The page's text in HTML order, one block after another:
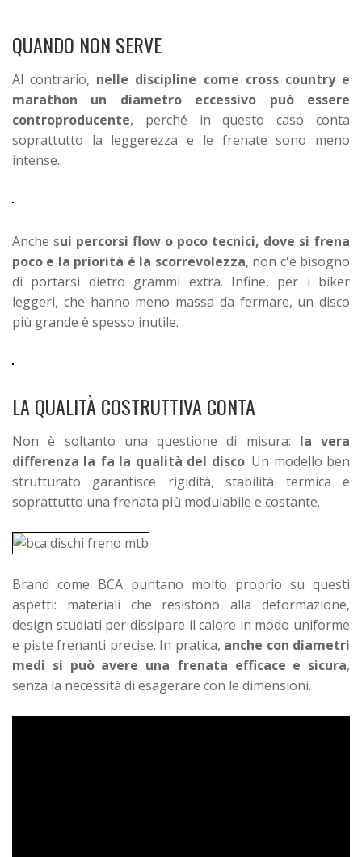
QUANDO NON SERVE
Al contrario, nelle discipline come cross country e
marathon un diametro eccessivo può essere
controproducente, perché in questo caso conta
soprattutto la leggerezza e le frenate sono meno
intense.
Anche sui percorsi flow o poco tecnici, dove si frena
poco e la priorità è la scorrevolezza, non c'è bisogno
di portarsi dietro grammi extra. Infine, per i biker
leggeri, che hanno meno massa da fermare, un disco
più grande è spesso inutile.
LA QUALITÀ COSTRUTTIVA CONTA
Non è soltanto una questione di misura: la vera
differenza la fa la qualità del disco. Un modello ben
strutturato garantisce rigidità, stabilità termica e
soprattutto una frenata più modulabile e costante.
Brand come BCA puntano molto proprio su questi
aspetti: materiali che resistono alla deformazione,
design studiati per dissipare il calore in modo uniforme
e piste frenanti precise. In pratica, anche con diametri
medi si può avere una frenata efficace e sicura,
senza la necessità di esagerare con le dimensioni.